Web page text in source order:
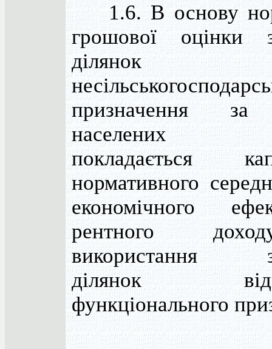
1.6. В основу
грошової оцінки
ділянок
призначення
населених
покладається
нормативного
економічного
рентного
використання
ділянок
функціонального